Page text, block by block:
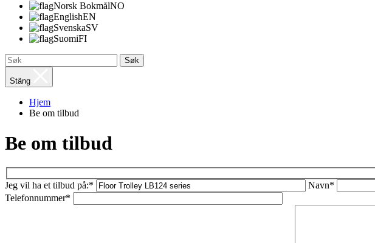
Norsk BokmålNO
EnglishEN
SvenskaSV
SuomiFI
Søk
Stäng
Hjem
Be om tilbud
Be om tilbud
Jeg vil ha et tilbud på:* Navn*
Telefonnummer*